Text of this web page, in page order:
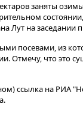
заняты
Лут на заседании
посевами, из
Отмечу, что это
ссылка на РИА